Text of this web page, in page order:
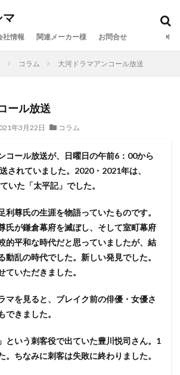
社情報 関連メーカー様 お問合せ
コラム 大河ドラマアンコール放送
ール放送
年3月22日 コラム
コール放送が、日曜日の午前6：00から
されていました。2020・2021年は、
いた「太平記」でした。
尊氏の生涯を物語っていたものです。
氏が鎌倉幕府を滅ぼし、そして室町幕府
的平和な時代だと思っていましたが、結
動乱の時代でした。新しい発見でした。
ていただきました。
マを見ると、ブレイク前の俳優・女優さ
できました。
という刺客役で出ていた豊川悦司さん。1
。ちなみに刺客は失敗に終わりました。
検索